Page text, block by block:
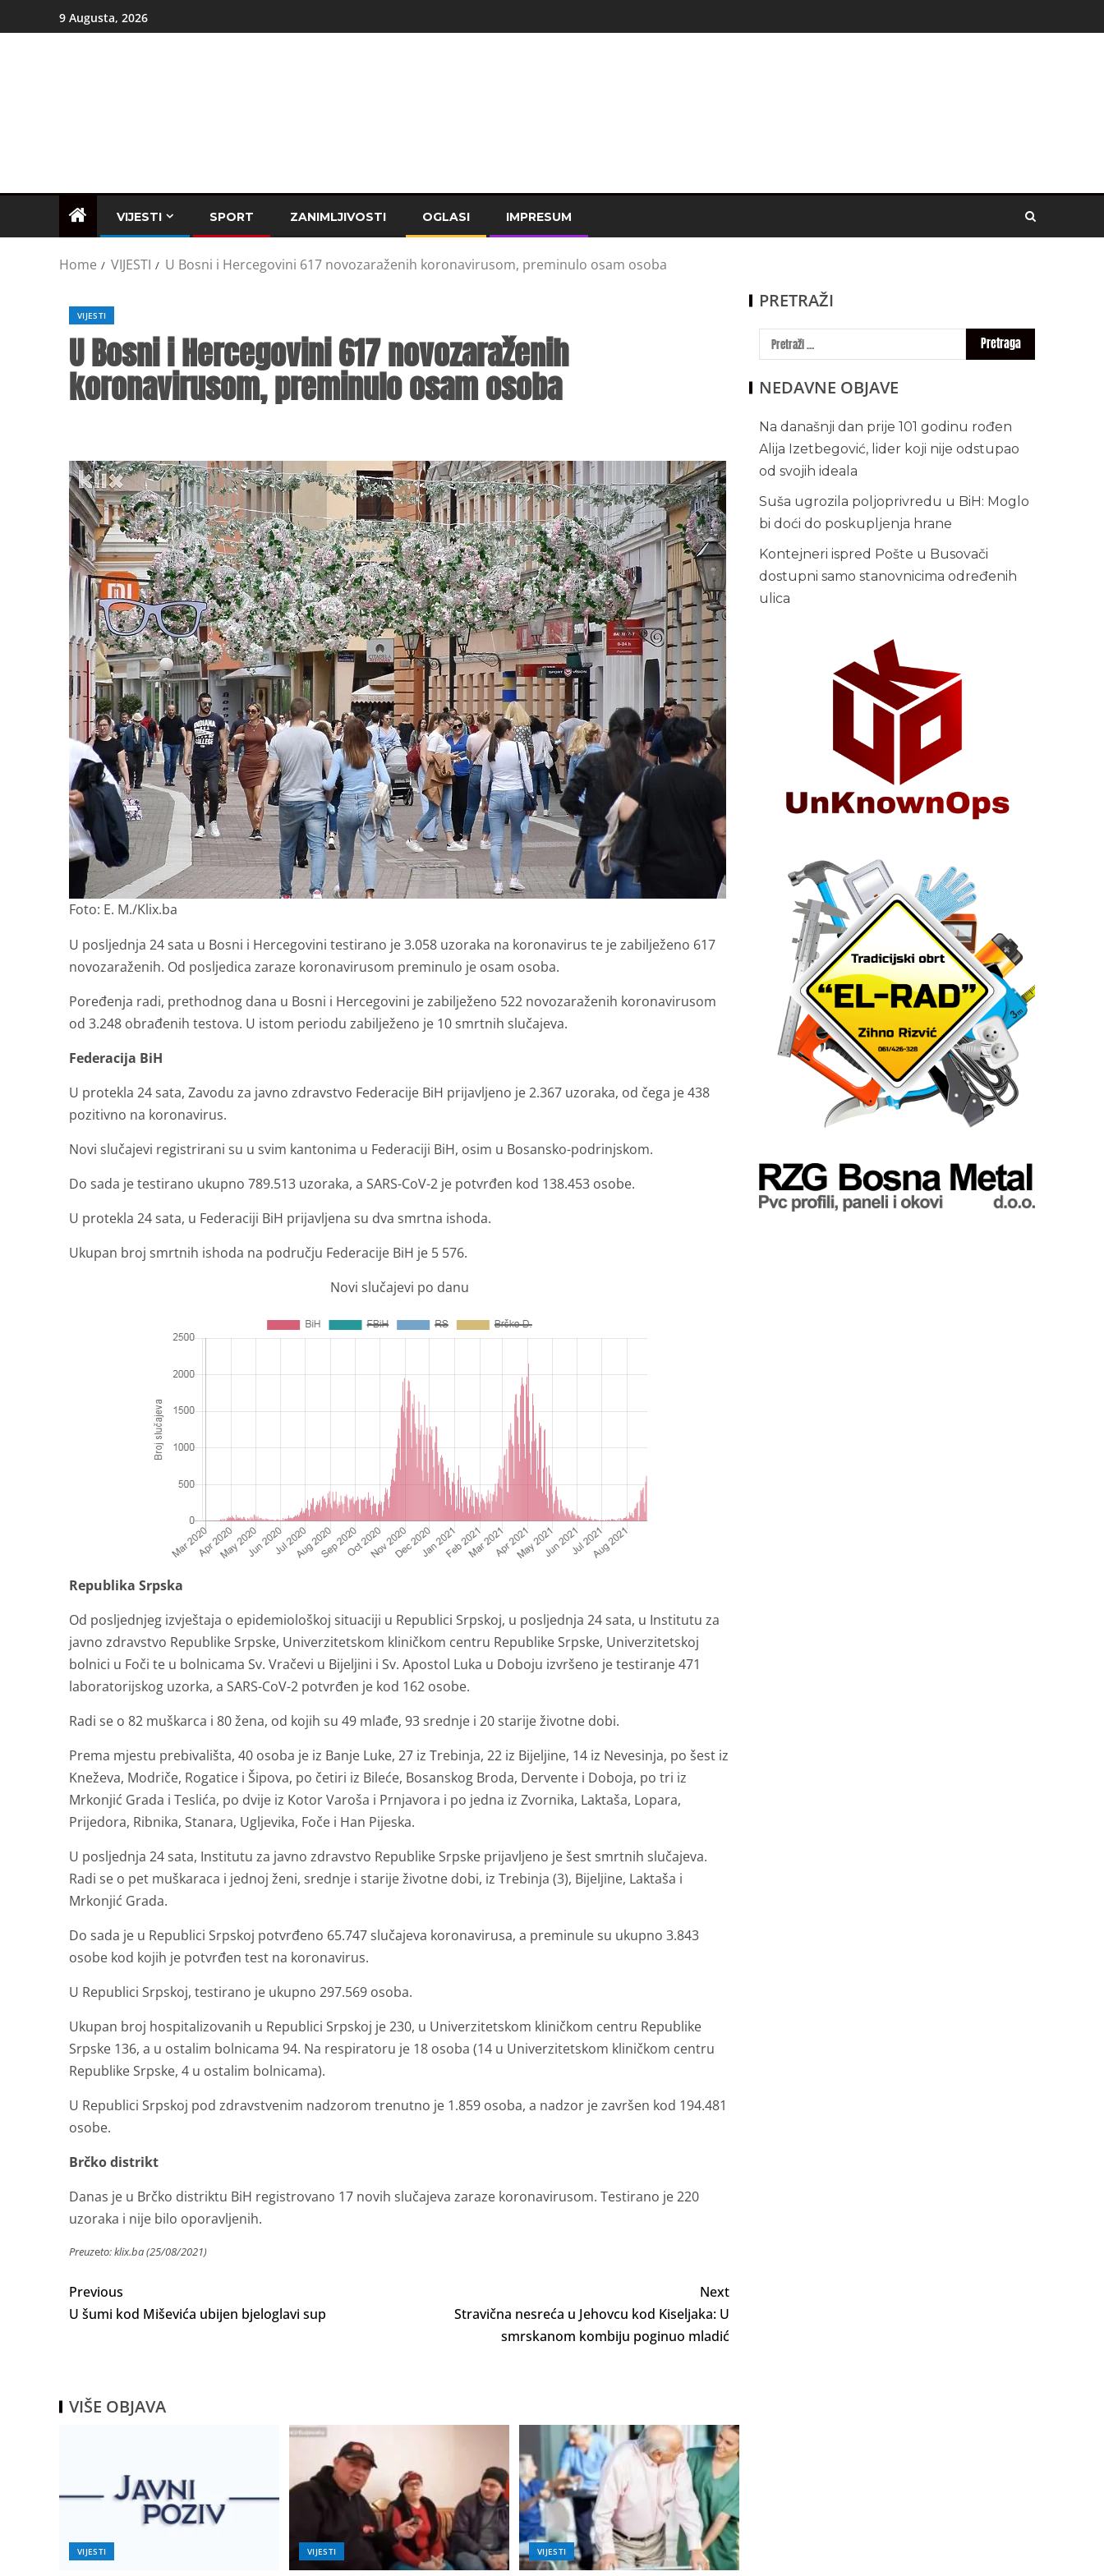
9 Augusta, 2026
VIJESTI SPORT ZANIMLJIVOSTI OGLASI IMPRESUM
Home VIJESTI U Bosni i Hercegovini 617 novozaraženih koronavirusom, preminulo osam osoba
VIJESTI
U Bosni i Hercegovini 617 novozaraženih
koronavirusom, preminulo osam osoba
Foto: E. M./Klix.ba
U posljednja 24 sata u Bosni i Hercegovini testirano je 3.058 uzoraka na koronavirus te je zabilježeno 617
novozaraženih. Od posljedica zaraze koronavirusom preminulo je osam osoba.
Poređenja radi, prethodnog dana u Bosni i Hercegovini je zabilježeno 522 novozaraženih koronavirusom
od 3.248 obrađenih testova. U istom periodu zabilježeno je 10 smrtnih slučajeva.
Federacija BiH
U protekla 24 sata, Zavodu za javno zdravstvo Federacije BiH prijavljeno je 2.367 uzoraka, od čega je 438
pozitivno na koronavirus.
Novi slučajevi registrirani su u svim kantonima u Federaciji BiH, osim u Bosansko-podrinjskom.
Do sada je testirano ukupno 789.513 uzoraka, a SARS-CoV-2 je potvrđen kod 138.453 osobe.
U protekla 24 sata, u Federaciji BiH prijavljena su dva smrtna ishoda.
Ukupan broj smrtnih ishoda na području Federacije BiH je 5 576.
Novi slučajevi po danu
Republika Srpska
Od posljednjeg izvještaja o epidemiološkoj situaciji u Republici Srpskoj, u posljednja 24 sata, u Institutu za
javno zdravstvo Republike Srpske, Univerzitetskom kliničkom centru Republike Srpske, Univerzitetskoj
bolnici u Foči te u bolnicama Sv. Vračevi u Bijeljini i Sv. Apostol Luka u Doboju izvršeno je testiranje 471
laboratorijskog uzorka, a SARS-CoV-2 potvrđen je kod 162 osobe.
Radi se o 82 muškarca i 80 žena, od kojih su 49 mlađe, 93 srednje i 20 starije životne dobi.
Prema mjestu prebivališta, 40 osoba je iz Banje Luke, 27 iz Trebinja, 22 iz Bijeljine, 14 iz Nevesinja, po šest iz
Kneževa, Modriče, Rogatice i Šipova, po četiri iz Bileće, Bosanskog Broda, Dervente i Doboja, po tri iz
Mrkonjić Grada i Teslića, po dvije iz Kotor Varoša i Prnjavora i po jedna iz Zvornika, Laktaša, Lopara,
Prijedora, Ribnika, Stanara, Ugljevika, Foče i Han Pijeska.
U posljednja 24 sata, Institutu za javno zdravstvo Republike Srpske prijavljeno je šest smrtnih slučajeva.
Radi se o pet muškaraca i jednoj ženi, srednje i starije životne dobi, iz Trebinja (3), Bijeljine, Laktaša i
Mrkonjić Grada.
Do sada je u Republici Srpskoj potvrđeno 65.747 slučajeva koronavirusa, a preminule su ukupno 3.843
osobe kod kojih je potvrđen test na koronavirus.
U Republici Srpskoj, testirano je ukupno 297.569 osoba.
Ukupan broj hospitalizovanih u Republici Srpskoj je 230, u Univerzitetskom kliničkom centru Republike
Srpske 136, a u ostalim bolnicama 94. Na respiratoru je 18 osoba (14 u Univerzitetskom kliničkom centru
Republike Srpske, 4 u ostalim bolnicama).
U Republici Srpskoj pod zdravstvenim nadzorom trenutno je 1.859 osoba, a nadzor je završen kod 194.481
osobe.
Brčko distrikt
Danas je u Brčko distriktu BiH registrovano 17 novih slučajeva zaraze koronavirusom. Testirano je 220
uzoraka i nije bilo oporavljenih.
Preuzeto: klix.ba (25/08/2021)
Previous
U šumi kod Miševića ubijen bjeloglavi sup
Next
Stravična nesreća u Jehovcu kod Kiseljaka: U
smrskanom kombiju poginuo mladić
VIŠE OBJAVA
VIJESTI VIJESTI VIJESTI
PRETRAŽI
NEDAVNE OBJAVE
Na današnji dan prije 101 godinu rođen
Alija Izetbegović, lider koji nije odstupao
od svojih ideala
Suša ugrozila poljoprivredu u BiH: Moglo
bi doći do poskupljenja hrane
Kontejneri ispred Pošte u Busovači
dostupni samo stanovnicima određenih
ulica